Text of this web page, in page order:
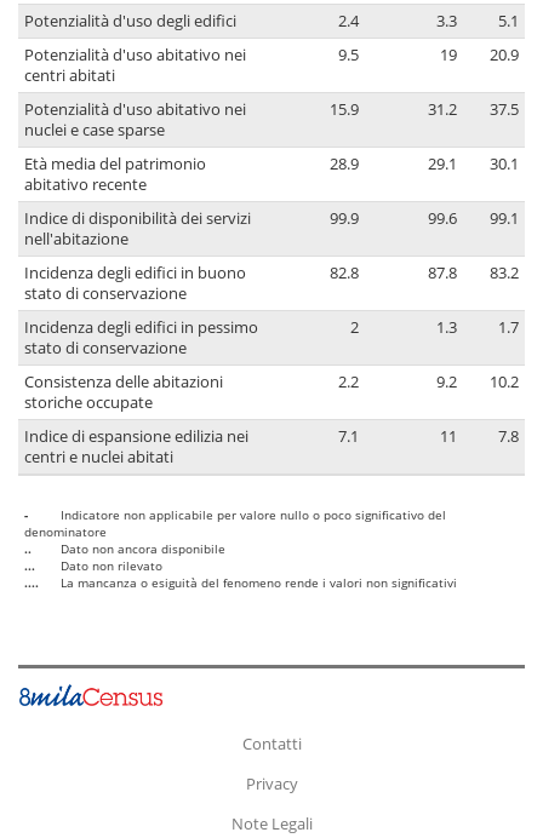
Potenzialità d'uso degli edifici 2.4 3.3
5.1
Potenzialità d'uso abitativo nei
centri abitati
9.5 19 20.9
Potenzialità d'uso abitativo nei
nuclei e case sparse
15.9 31.2 37.5
Età media del patrimonio
abitativo recente
28.9 29.1 30.1
Indice di disponibilità dei servizi
nell'abitazione
99.9 99.6 99.1
Incidenza degli edifici in buono
stato di conservazione
82.8 87.8 83.2
Incidenza degli edifici in pessimo
stato di conservazione
2 1.3 1.7
Consistenza delle abitazioni
storiche occupate
2.2 9.2 10.2
Indice di espansione edilizia nei
centri e nuclei abitati
7.1 11 7.8
-
Indicatore non applicabile per valore nullo o poco significativo del
denominatore
..
Dato non ancora disponibile
...
Dato non rilevato
....
La mancanza o esiguità del fenomeno rende i valori non significativi
Contatti
Privacy
Note Legali